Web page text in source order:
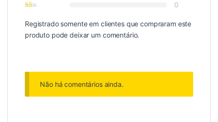
0
Registrado somente em clientes que compraram este
produto pode deixar um comentário.
Não há comentários ainda.